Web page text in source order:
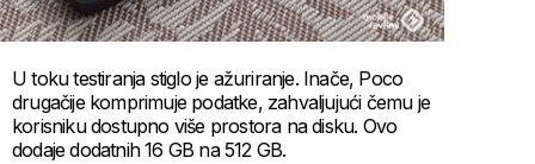
U toku testiranja stiglo je ažuriranje. Inače, Poco
drugačije komprimuje podatke, zahvaljujući čemu je
korisniku dostupno više prostora na disku. Ovo
dodaje dodatnih 16 GB na 512 GB.